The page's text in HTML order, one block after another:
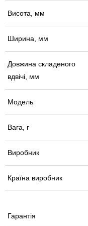
Висота, мм
Ширина, мм
Довжина складеного
вдвічі, мм
Модель
Вага, г
Виробник
Країна виробник
Гарантія